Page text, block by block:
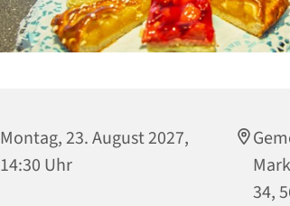
Montag, 23. August 2027,
14:30 Uhr
34,